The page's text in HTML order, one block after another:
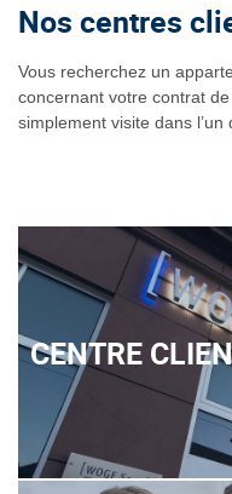
Nos centres
Vous recherchez un
concernant votre contrat
simplement visite dans
CENTRE